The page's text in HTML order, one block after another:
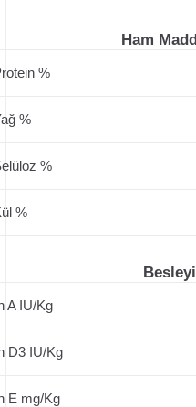
Ham
%
%
%
%
A IU/Kg
D3 IU/Kg
E mg/Kg